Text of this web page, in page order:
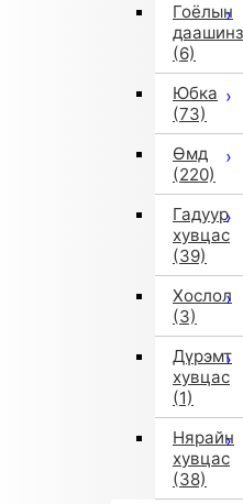
Гоёлын
даашинз
(6)
Юбка
(73)
Өмд
(220)
Гадуур
хувцас
(39)
Хослол
(3)
Дүрэмт
хувцас
(1)
Нярайн
хувцас
(38)
T-Shirt (White)
T-Shirt
234,600 ₮